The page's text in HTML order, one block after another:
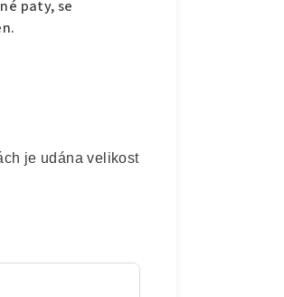
paty, se
je udána velikost v metrickém